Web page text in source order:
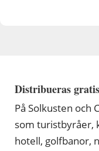
Distribueras gratis
På Solkusten och
som turistbyråer,
hotell, golfbanor,